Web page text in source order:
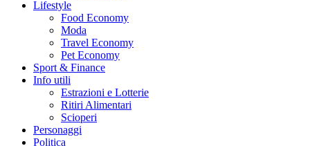
Lifestyle
Food Economy
Moda
Travel Economy
Pet Economy
Sport & Finance
Info utili
Estrazioni e Lotterie
Ritiri Alimentari
Scioperi
Personaggi
Politica